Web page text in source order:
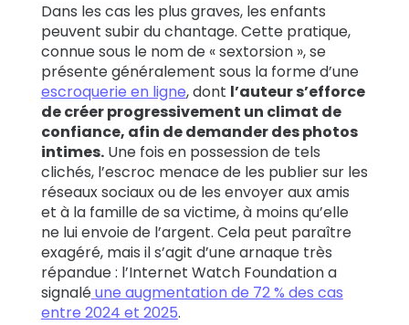
Dans les cas les plus graves, les enfants
peuvent subir du chantage. Cette pratique,
connue sous le nom de « sextorsion », se
présente généralement sous la forme d’une
escroquerie en ligne, dont l’auteur s’efforce
de créer progressivement un climat de
confiance, afin de demander des photos
intimes.Une fois en possession de tels
clichés, l’escroc menace de les publier sur les
réseaux sociaux ou de les envoyer aux amis
et à la famille de sa victime, à moins qu’elle
ne lui envoie de l’argent. Cela peut paraître
exagéré, mais il s’agit d’une arnaque très
répandue : l’Internet Watch Foundation a
signaléune augmentation de 72 % des cas
entre 2024 et 2025.